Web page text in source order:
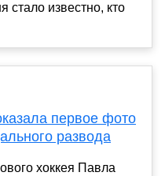
стало известно, кто
первое фото
развода
хоккея Павла